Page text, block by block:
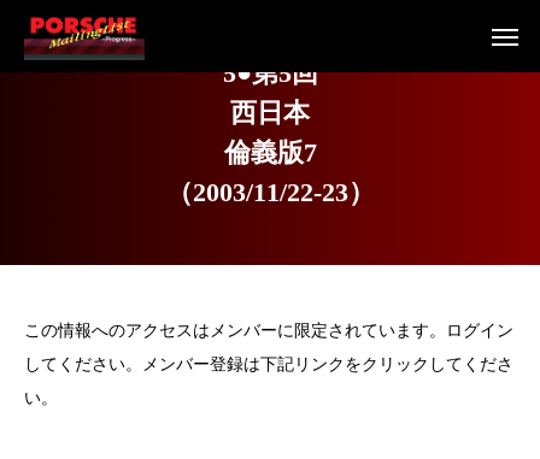
5●第5回
西 日 本
倫義版7
（2003/11/22-23）
この情報へのアクセスはメンバーに限定されています。ログイン
してください。メンバー登録は下記リンクをクリックしてくださ
い。